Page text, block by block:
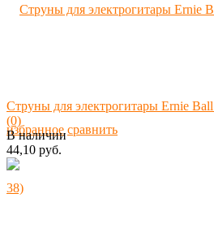
избранное сравнить
Струны для электрогитары Ernie
(0)
В наличии
44,10 руб.